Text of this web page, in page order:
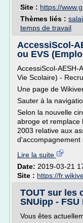
Site : https://
Thèmes liés :
temps de travail
AccessiScol-
ou EVS
AccessiScol-AESH-
Vie Scolaire) -
Une page de
Sauter à la
Selon la nouvelle
abroge et remplace
2003 relative aux
d'accompagnement
Lire la suite
Date: 2019-03-21
Site : https://
TOUT sur les
SNUipp - FSU
Vous êtes